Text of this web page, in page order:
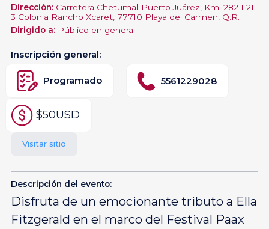
Dirección: Carretera Chetumal-Puerto Juárez, Km. 282 L21-
3 Colonia Rancho Xcaret, 77710 Playa del Carmen, Q.R.
Dirigido a: Público en general
Inscripción general:
Programado 5561229028
$50USD
Visitar sitio
Descripción del evento:
Disfruta de un emocionante tributo a Ella
Fitzgerald en el marco del Festival Paax